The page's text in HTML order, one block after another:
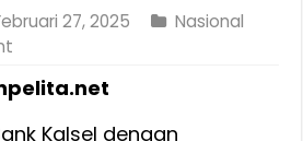
27, 2025
Nasional
Kalsel dengan